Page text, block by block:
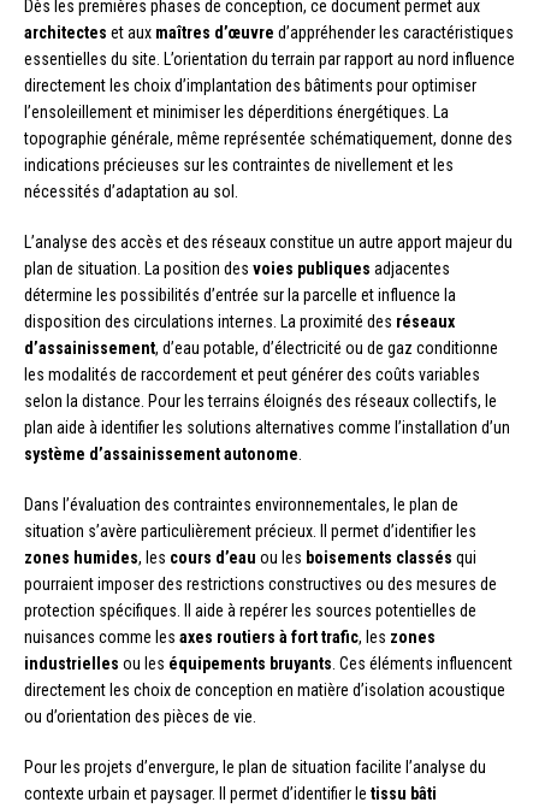
Dès les premières phases de conception, ce document permet aux
architectes et aux maîtres d’œuvre d’appréhender les caractéristiques
essentielles du site. L’orientation du terrain par rapport au nord influence
directement les choix d’implantation des bâtiments pour optimiser
l’ensoleillement et minimiser les déperditions énergétiques. La
topographie générale, même représentée schématiquement, donne des
indications précieuses sur les contraintes de nivellement et les
nécessités d’adaptation au sol.
L’analyse des accès et des réseaux constitue un autre apport majeur du
plan de situation. La position des voies publiques adjacentes
détermine les possibilités d’entrée sur la parcelle et influence la
disposition des circulations internes. La proximité des réseaux
d’assainissement, d’eau potable, d’électricité ou de gaz conditionne
les modalités de raccordement et peut générer des coûts variables
selon la distance. Pour les terrains éloignés des réseaux collectifs, le
plan aide à identifier les solutions alternatives comme l’installation d’un
système d’assainissement autonome.
Dans l’évaluation des contraintes environnementales, le plan de
situation s’avère particulièrement précieux. Il permet d’identifier les
zones humides, les cours d’eau ou les boisements classés qui
pourraient imposer des restrictions constructives ou des mesures de
protection spécifiques. Il aide à repérer les sources potentielles de
nuisances comme les axes routiers à fort trafic, les zones
industrielles ou les équipements bruyants. Ces éléments influencent
directement les choix de conception en matière d’isolation acoustique
ou d’orientation des pièces de vie.
Pour les projets d’envergure, le plan de situation facilite l’analyse du
contexte urbain et paysager. Il permet d’identifier le tissu bâti